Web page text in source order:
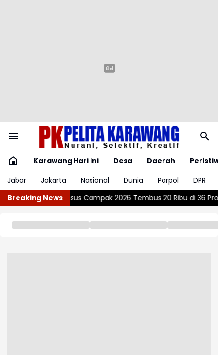
Karawang Hari Ini Desa Daerah
Jabar
Jakarta Nasional Dunia Parpol
DPR
Breaking News
20 Ribu di 36 Provinsi, Kemenkes Ingatkan Pentingnya